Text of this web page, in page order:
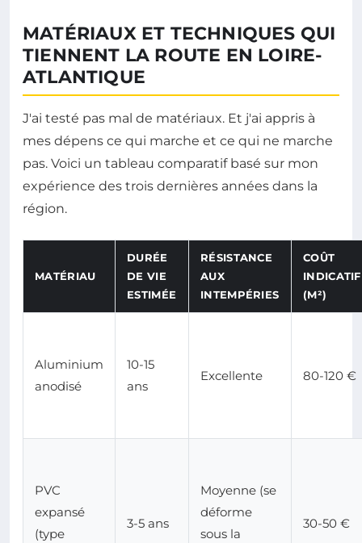
MATÉRIAUX ET TECHNIQUES QUI
TIENNENT LA ROUTE EN LOIRE-
ATLANTIQUE
J'ai testé pas mal de matériaux. Et j'ai appris à
mes dépens ce qui marche et ce qui ne marche
pas. Voici un tableau comparatif basé sur mon
expérience des trois dernières années dans la
région.
MATÉRIAU
DURÉE
DE VIE
ESTIMÉE
RÉSISTANCE
AUX
INTEMPÉRIES
COÛT
INDICATIF
(M²)
Aluminium
anodisé
10-15
ans
Excellente 80-120 €
PVC
expansé
(type
3-5 ans
Moyenne (se
déforme
sous la
30-50 €